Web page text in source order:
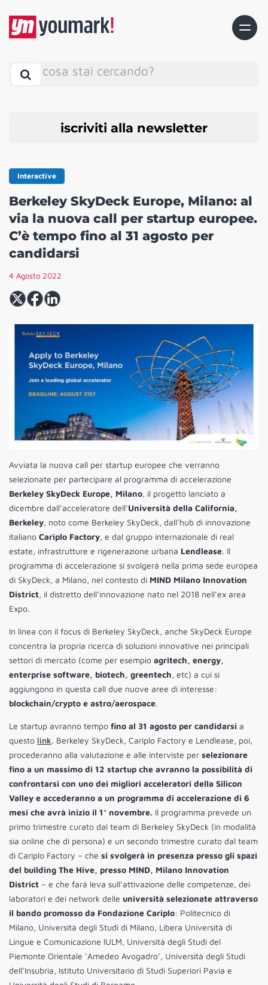
cosa stai cercando?
iscriviti alla newsletter
Interactive
Berkeley SkyDeck Europe, Milano: al
via la nuova call per startup europee.
C’è tempo fino al 31 agosto per
candidarsi
4 Agosto 2022
Avviata la nuova call per startup europee che verranno
selezionate per partecipare al programma di accelerazione
Berkeley SkyDeck Europe, Milano, il progetto lanciato a
dicembre dall’acceleratore dell’Università della California,
Berkeley, noto come Berkeley SkyDeck, dall’hub di innovazione
italiano Cariplo Factory, e dal gruppo internazionale di real
estate, infrastrutture e rigenerazione urbana Lendlease. Il
programma di accelerazione si svolgerà nella prima sede europea
di SkyDeck, a Milano, nel contesto di MIND Milano Innovation
District, il distretto dell’innovazione nato nel 2018 nell’ex area
Expo.
In linea con il focus di Berkeley SkyDeck, anche SkyDeck Europe
concentra la propria ricerca di soluzioni innovative nei principali
settori di mercato (come per esempio agritech, energy,
enterprise software, biotech, greentech, etc) a cui si
aggiungono in questa call due nuove aree di interesse:
blockchain/crypto e astro/aerospace.
Le startup avranno tempo fino al 31 agosto per candidarsi a
questo link. Berkeley SkyDeck, Cariplo Factory e Lendlease, poi,
procederanno alla valutazione e alle interviste per selezionare
fino a un massimo di 12 startup che avranno la possibilità di
confrontarsi con uno dei migliori acceleratori della Silicon
Valley e accederanno a un programma di accelerazione di 6
mesi che avrà inizio il 1° novembre. Il programma prevede un
primo trimestre curato dal team di Berkeley SkyDeck (in modalità
sia online che di persona) e un secondo trimestre curato dal team
di Cariplo Factory – che si svolgerà in presenza presso gli spazi
del building The Hive, presso MIND, Milano Innovation
District – e che farà leva sull’attivazione delle competenze, dei
laboratori e dei network delle università selezionate attraverso
il bando promosso da Fondazione Cariplo: Politecnico di
Milano, Università degli Studi di Milano, Libera Università di
Lingue e Comunicazione IULM, Università degli Studi del
Piemonte Orientale ‘Amedeo Avogadro’, Università degli Studi
dell’Insubria, Istituto Universitario di Studi Superiori Pavia e